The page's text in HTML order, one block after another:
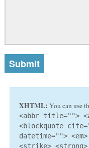
XHTML: You can use
<abbr title="">
<blockquote
datetime="">
<strike> <strong>